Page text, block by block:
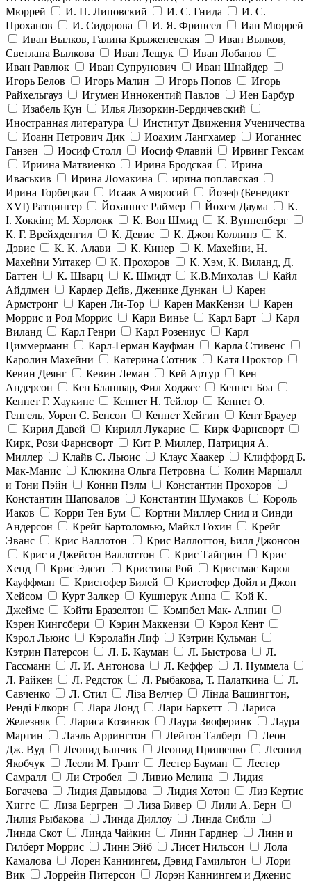
Мюррей
И. П. Липовский И. С. Гнида
И. С.
Проханов
И. Сидорова И. Я. Фринсел
Иан Мюррей
Иван Вылков, Галина Крыженевская
Иван Вылков,
Светлана Вылкова
Иван Лещук
Иван Лобанов
Иван Равлюк
Иван Супрунович
Иван Шнайдер
Игорь Белов
Игорь Малин Игорь Попов
Игорь
Райхельгауз
Игумен Иннокентий Павлов
Иен Барбур
Изабель Кун
Илья Лизоркин-Бердичевский
Иностранная литература
Институт Движения Ученичества
Иоанн Петрович Дик
Иоахим Лангхамер
Иоганнес
Ганзен
Иосиф Столл Иосиф Флавий
Ирвинг Гексам
Ириина Матвиенко
Ирина Бродская
Ирина
Иваськив
Ирина Ломакина
ирина поплавская
Ирина Торбецкая
Исаак Амвросий
Йозеф (Бенедикт
ХVI) Ратцингер
Йоханнес Раймер Йохем Даума
К.
І. Хоккінг, М. Хорлокк
К. Вон Шмид
К. Вунненберг
К. Г. Врейхденгил
К. Девис К. Джон Коллинз
К.
Дэвис
К. К. Алави К. Кинер
К. Махейни, Н.
Махейни Уитакер
К. Прохоров
К. Хэм, К. Виланд, Д.
Баттен
К. Шварц К. Шмидт К.В.Михолав
Кайл
Айдлмен
Кардер Дейв, Дженике Дункан
Карен
Армстронг
Карен Ли-Тор Карен МакКензи
Карен
Моррис и Род Моррис
Кари Винье Карл Барт
Карл
Виланд
Карл Генри Карл Розениус
Карл
Циммерманн
Карл-Герман Кауфман
Карла Стивенс
Каролин Махейни
Катерина Сотник
Катя Проктор
Кевин Деянг
Кевин Леман Кей Артур
Кен
Андерсон
Кен Бланшар, Фил Ходжес
Кеннет Боа
Кеннет Г. Хаукинс
Кеннет Н. Тейлор
Кеннет О.
Генгель, Уорен С. Бенсон
Кеннет Хейгин
Кент Брауер
Кирил Давей
Кирилл Лукарис
Кирк Фарнсворт
Кирк, Рози Фарнсворт
Кит Р. Миллер, Патриция А.
Миллер
Клайв С. Льюис Клаус Хаакер
Клиффорд Б.
Мак-Манис
Клюкина Ольга Петровна
Колин Маршалл
и Тони Пэйн
Конни Пэлм
Константин Прохоров
Константин Шаповалов
Константин Шумаков
Король
Иаков
Корри Тен Бум
Кортни Миллер Снид и Синди
Андерсон
Крейг Бартоломью, Майкл Гохин
Крейг
Эванс
Крис Валлотон
Крис Валлоттон, Билл Джонсон
Крис и Джейсон Валлоттон
Крис Тайгрин
Крис
Хенд
Крис Эдсит Кристина Рой
Кристмас Карол
Кауффман
Кристофер Билей
Кристофер Дойл и Джон
Хейсом
Курт Залкер Кушнерук Анна
Кэй К.
Джеймс
Кэйти Бразелтон
Кэмпбел Мак- Алпин
Кэрен Кингсбери
Кэрин Маккензи
Кэрол Кент
Кэрол Льюис
Кэролайн Лиф
Кэтрин Кульман
Кэтрин Патерсон
Л. Б. Кауман Л. Быстрова
Л.
Гассманн
Л. И. Антонова Л. Кеффер
Л. Нуммела
Л. Райкен
Л. Редсток Л. Рыбакова, Т. Палаткина
Л.
Савченко
Л. Стил Ліза Велчер
Лінда Вашингтон,
Ренді Елкорн
Лара Лонд Лари Баркетт
Лариса
Железняк
Лариса Козинюк Лаура Звоферинк
Лаура
Мартин
Лаэль Аррингтон Лейтон Талберт
Леон
Дж. Вуд
Леонид Банчик Леонид Прищенко
Леонид
Якобчук
Лесли М. Грант Лестер Бауман
Лестер
Самралл
Ли Стробел Ливио Мелина
Лидия
Богачева
Лидия Давыдова Лидия Хотон
Лиз Кертис
Хиггс
Лиза Бергрен Лиза Бивер
Лили А. Берн
Лилия Рыбакова
Линда Диллоу
Линда Сибли
Линда Скот
Линда Чайкин Линн Гарднер
Линн и
Гилберт Моррис
Линн Эйб Лисет Нильсон
Лола
Камалова
Лорен Каннингем, Дэвид Гамильтон
Лори
Вик
Лоррейн Питерсон
Лорэн Каннингем и Дженис